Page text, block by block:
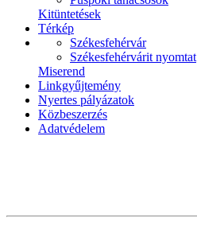
Kitüntetések
Térkép
Székesfehérvár
Székesfehérvárit nyomtat
Miserend
Linkgyűjtemény
Nyertes pályázatok
Közbeszerzés
Adatvédelem